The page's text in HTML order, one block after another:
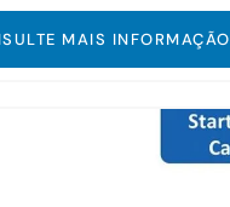
MAIS INFORMAÇÃO